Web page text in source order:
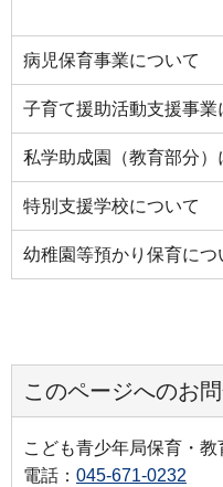
病児保育事業について
子育て援助活動支援事業
私学助成園（教育部分）
特別支援学校について
幼稚園等預かり保育につ
このページへのお
こども青少年局保育・
電話： 045-671-0232